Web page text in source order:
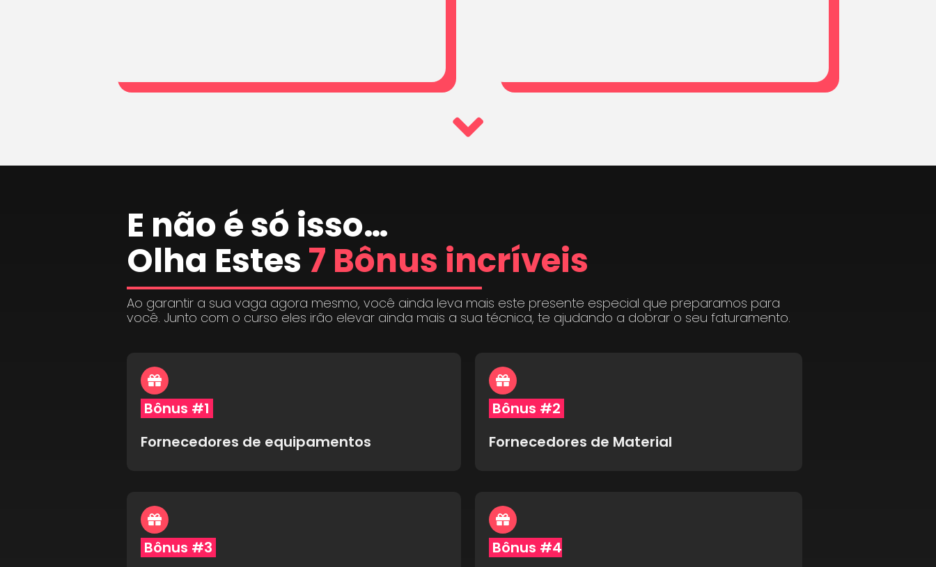
E não é só isso…
Olha Estes 7 Bônus incríveis
Ao garantir a sua vaga agora mesmo, você ainda leva mais este presente especial que preparamos para
você. Junto com o curso eles irão elevar ainda mais a sua técnica, te ajudando a dobrar o seu faturamento.
Bônus #1
Fornecedores de equipamentos
Bônus #2
Fornecedores de Material
Bônus #3 Bônus #4